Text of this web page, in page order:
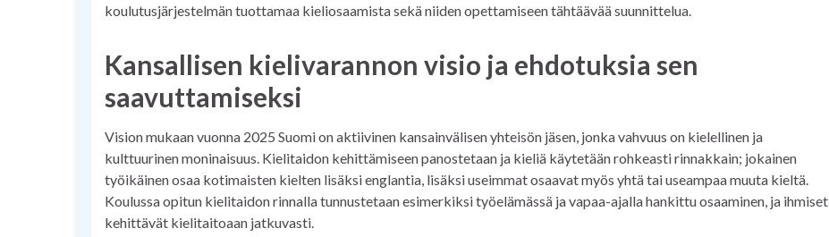
koulutusjärjestelmän tuottamaa kieliosaamista sekä niiden opettamiseen tähtäävää suunnittelua.
Kansallisen kielivarannon visio ja ehdotuksia sen
saavuttamiseksi
Vision mukaan vuonna 2025 Suomi on aktiivinen kansainvälisen yhteisön jäsen, jonka vahvuus on kielellinen ja
kulttuurinen moninaisuus. Kielitaidon kehittämiseen panostetaan ja kieliä käytetään rohkeasti rinnakkain; jokainen
työikäinen osaa kotimaisten kielten lisäksi englantia, lisäksi useimmat osaavat myös yhtä tai useampaa muuta kieltä.
Koulussa opitun kielitaidon rinnalla tunnustetaan esimerkiksi työelämässä ja vapaa-ajalla hankittu osaaminen, ja ihmiset
kehittävät kielitaitoaan jatkuvasti.